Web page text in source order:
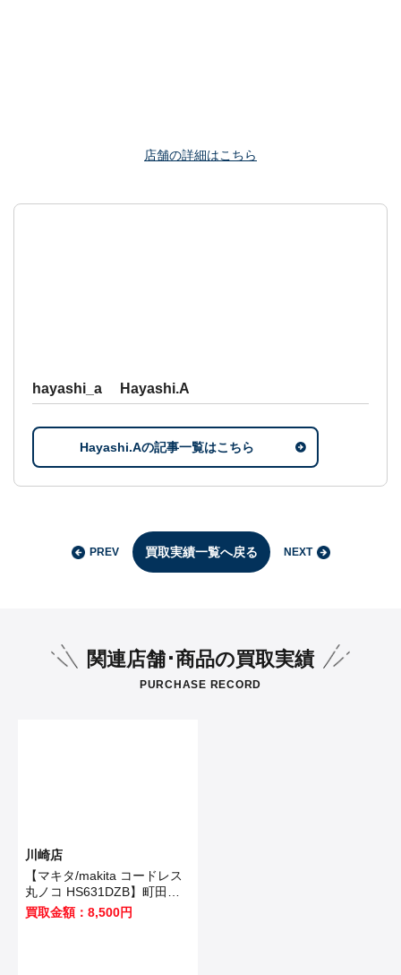
店舗の詳細はこちら
hayashi_a Hayashi.A
Hayashi.Aの記事一覧はこちら
PREV 買取実績一覧へ戻る NEXT
関連店舗･商品の買取実績
PURCHASE RECORD
川崎店
【マキタ/makita コードレス
丸ノコ HS631DZB】町田市
のお客様から買取いたしまし
買取金額：8,500円